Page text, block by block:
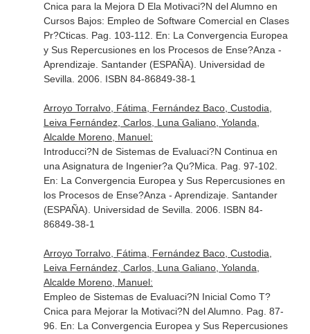
Cnica para la Mejora D Ela Motivaci?N del Alumno en
Cursos Bajos: Empleo de Software Comercial en Clases
Pr?Cticas. Pag. 103-112. En: La Convergencia Europea
y Sus Repercusiones en los Procesos de Ense?Anza -
Aprendizaje. Santander (ESPAÑA). Universidad de
Sevilla. 2006. ISBN 84-86849-38-1
Arroyo Torralvo, Fátima, Fernández Baco, Custodia,
Leiva Fernández, Carlos, Luna Galiano, Yolanda,
Alcalde Moreno, Manuel:
Introducci?N de Sistemas de Evaluaci?N Continua en
una Asignatura de Ingenier?a Qu?Mica. Pag. 97-102.
En: La Convergencia Europea y Sus Repercusiones en
los Procesos de Ense?Anza - Aprendizaje. Santander
(ESPAÑA). Universidad de Sevilla. 2006. ISBN 84-
86849-38-1
Arroyo Torralvo, Fátima, Fernández Baco, Custodia,
Leiva Fernández, Carlos, Luna Galiano, Yolanda,
Alcalde Moreno, Manuel:
Empleo de Sistemas de Evaluaci?N Inicial Como T?
Cnica para Mejorar la Motivaci?N del Alumno. Pag. 87-
96. En: La Convergencia Europea y Sus Repercusiones